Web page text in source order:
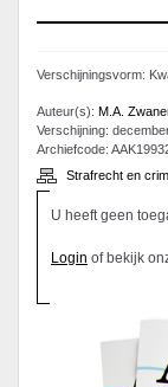
Verschijningsvorm:
Auteur(s): M.A.
Verschijning:
Archiefcode:
Strafrecht en
U heeft geen
Login of bekijk